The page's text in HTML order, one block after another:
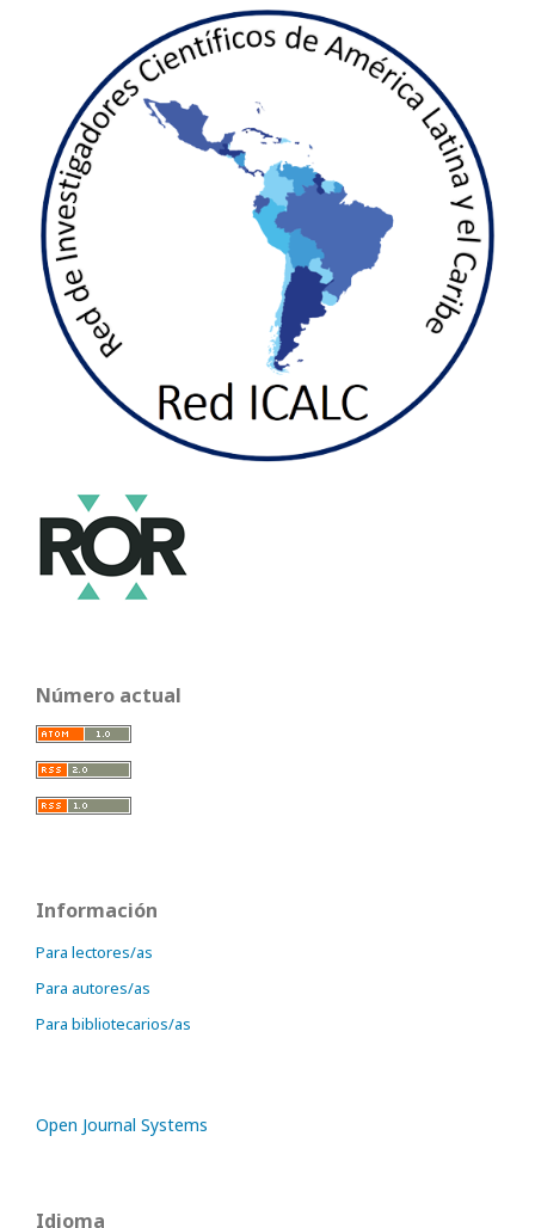
Número actual
Información
Para lectores/as
Para autores/as
Para bibliotecarios/as
Open Journal Systems
Idioma